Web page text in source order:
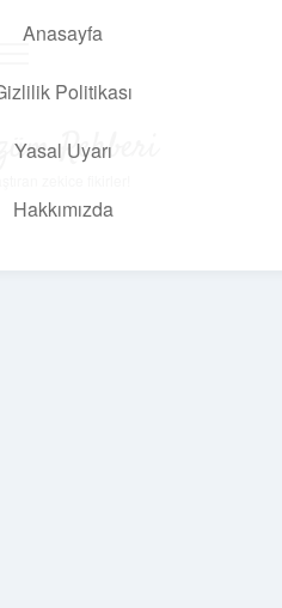
Anasayfa
Politikası
Yasal Uyarı
Hakkımızda
Rehberi